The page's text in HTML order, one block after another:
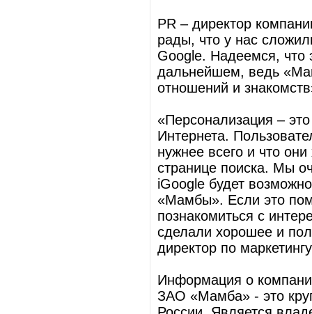
PR – директор
рады, что у нас
Google. Надеемся, что
дальнейшем, ведь
отношений и
«Персонализация –
Интернета.
нужнее всего и что
странице поиска. Мы
iGoogle будет
«Мамбы». Если это
познакомиться с
сделали хорошее и
директор по
Информация о
ЗАО «Мамба» - это